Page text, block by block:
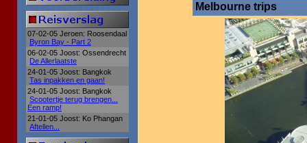
07-02-05 Jeroen: Roosendaal
Byron Bay - Part 2
06-02-05 Joost: Ossendrecht
De Allerlaatste
24-01-05 Joost: Bangkok
Tas inpakken en gaan!
24-01-05 Joost: Bangkok
Scootertje terug brengen...
Een ramp!
21-01-05 Joost: Ko Phangan
Aftellen...
Melbourne trips